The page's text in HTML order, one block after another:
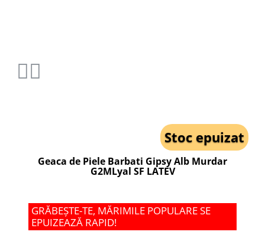
Stoc epuizat
Geaca de Piele Barbati Gipsy Alb Murdar
G2MLyal SF LATEV
GRĂBEȘTE-TE, MĂRIMILE POPULARE SE
EPUIZEAZĂ RAPID!